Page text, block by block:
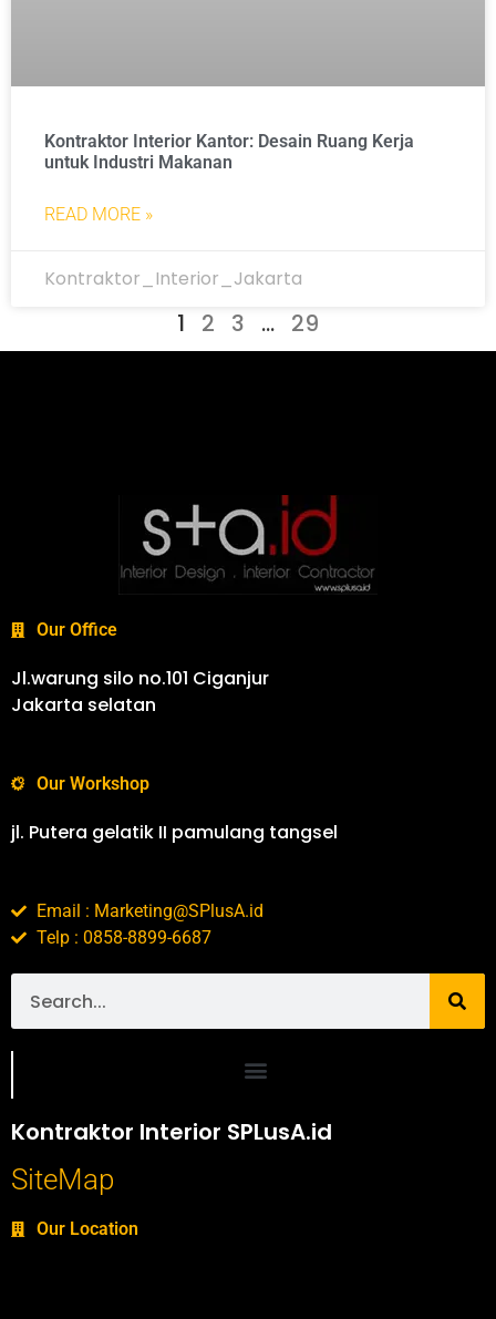
Kontraktor Interior Kantor: Desain Ruang Kerja
untuk Industri Makanan
READ MORE »
Kontraktor_Interior_Jakarta
1 2 3 … 29
Our Office
Jl.warung silo no.101 Ciganjur
Jakarta selatan
Our Workshop
jl. Putera gelatik II pamulang tangsel
Email : Marketing@SPlusA.id
Telp : 0858-8899-6687
Kontraktor Interior SPLusA.id
SiteMap
Our Location